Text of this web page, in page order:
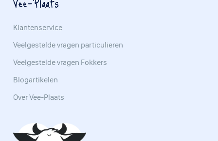
Klantenservice
Veelgestelde vragen particulieren
Veelgestelde vragen Fokkers
Blogartikelen
Over Vee-Plaats